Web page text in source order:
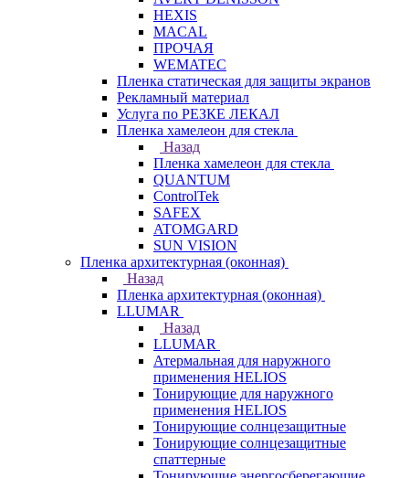
HEXIS
MACAL
ПРОЧАЯ
WEMATEC
Пленка статическая для защиты экранов
Рекламный материал
Услуга по РЕЗКЕ ЛЕКАЛ
Пленка хамелеон для стекла
Назад
Пленка хамелеон для стекла
QUANTUM
ControlTek
SAFEX
ATOMGARD
SUN VISION
Пленка архитектурная (оконная)
Назад
Пленка архитектурная (оконная)
LLUMAR
Назад
LLUMAR
Атермальная для наружного
применения HELIOS
Тонирующие для наружного
применения HELIOS
Тонирующие солнцезащитные
Тонирующие солнцезащитные
спаттерные